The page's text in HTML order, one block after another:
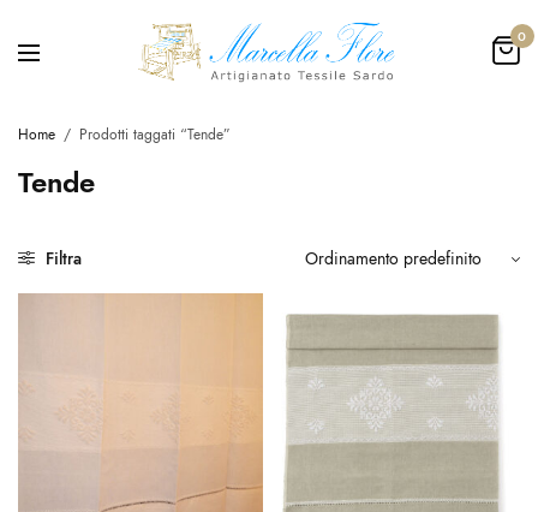
0
Home / Prodotti taggati “Tende”
Tende
Filtra